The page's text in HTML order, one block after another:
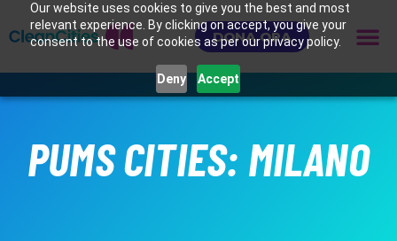
Our website uses cookies to give you the best and most
relevant experience. By clicking on accept, you give your
consent to the use of cookies as per our privacy policy.
Deny Accept
DONA ORA
PUMS CITIES: MILANO